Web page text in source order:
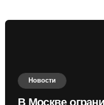
Новости